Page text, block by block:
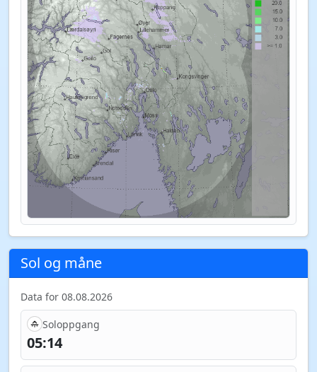
Sol og måne
Data for 08.08.2026
Soloppgang
05:14